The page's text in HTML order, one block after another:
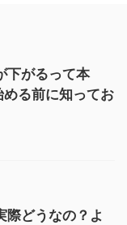
下がるって本
る前に知ってお
際どうなの？よ